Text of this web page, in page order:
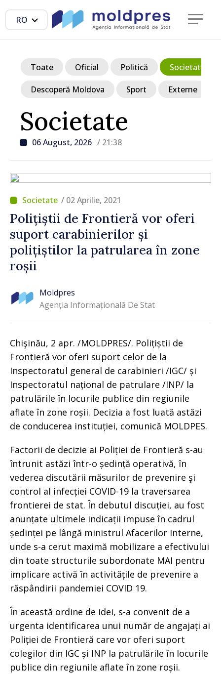
RO
Societate
06 August, 2026 / 21:38
Toate Oficial Politică Societate
Descoperă Moldova Sport Externe
/ 02 Aprilie, 2021
Polițiștii de Frontieră vor oferi
suport carabinierilor și
polițiștilor la patrularea în zone
roșii
Moldpres
Agenția Informațională De Stat
Chişinău, 2 apr. /MOLDPRES/. Polițiștii de
Frontieră vor oferi suport celor de la
Inspectoratul general de carabinieri /IGC/ și
Inspectoratul național de patrulare /INP/ la
patrulările în locurile publice din regiunile
aflate în zone roșii. Decizia a fost luată astăzi
de conducerea instituției, comunică MOLDPES.
Factorii de decizie ai Poliției de Frontieră s-au
întrunit astăzi într-o ședință operativă, în
vederea discutării măsurilor de prevenire şi
control al infecției COVID-19 la traversarea
frontierei de stat. În debutul discuției, au fost
anunțate ultimele indicații impuse în cadrul
ședinței pe lângă ministrul Afacerilor Interne,
unde s-a cerut maximă mobilizare a efectivului
din toate structurile subordonate MAI pentru
implicare activă în activitățile de prevenire a
răspândirii pandemiei COVID 19.
În această ordine de idei, s-a convenit de a
urgenta identificarea unui număr de angajați ai
Poliției de Frontieră care vor oferi suport
colegilor din IGC și INP la patrulările în locurile
publice din regiunile aflate în zone roșii.